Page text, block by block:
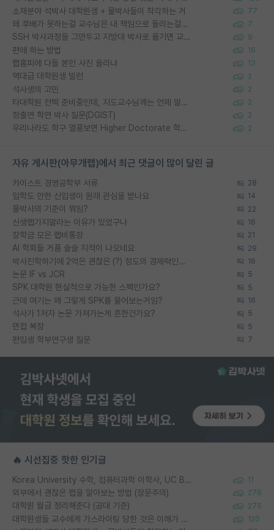
소재분야 석박사 대학원생 + 물박사들이 착각하는 거 77
왜 후배가 못하는걸 교수님은 내 책임으로 돌리는걸까요? 7
SSH 박사과정을 그만두고 지방대 박사로 옮기면 교수의 꿈은 끝일까요? 9
편애 하는 방법 16
랩홈피에 다들 본인 사진 올리냐 13
역대급 대학원생 빌런 2
석사생의 고민 2
타대학원 컨텍 준비중인데, 지도교수님께는 언제 말씀드려야 할까요? 2
정출연 학연 박사 질문(DGIST) 2
우리나라도 학구 열풍보면 Higher Doctorate 학위가 필요하다고 봅니다. 2
자유 게시판(아무개랩)에서 최근 댓글이 많이 달린 글
카이스트 경영공학부 서류 28
입학도 안한 신입생이 원래 관심을 받나요 14
물박사의 기준이 뭐임? 22
신생랩가지말라는 이유가 있었구나 16
장학금 모은 랩비통장 21
AI 학회들 거품 슬슬 지적이 나오네요 29
박사진학하기에 2억은 괜찮은 (?) 정도의 경제력인가요 16
논문 IF vs JCR 5
SPK 대학원 현실적으로 가능한 스펙인가요? 5
근데 여기는 왜 그렇게 SPK를 물어보는거임? 16
석사가 1저자 논문 가져가는게 흔한건가요? 5
면접 복장 5
편입생 학부연구생 질문 7
🔥 시선집중 핫한 인기글
Korea University 수학, 컴퓨터과학 이학사, UC Berkeley 산업공학 대학원 공학박사가 되는 것은 쉽지 않겠죠? 11
외부에서 괜찮은 랩을 알아보는 방법 (장문주의) 276
대학원 월급 정리해준다 (공대 기준) 275
대학원생들 교수에게 가스라이팅 당한 것은 이해가 갑니다. 안타깝네요. 120